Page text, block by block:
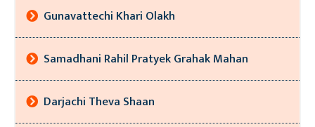
Gunavattechi Khari Olakh
Samadhani Rahil Pratyek Grahak Mahan
Darjachi Theva Shaan